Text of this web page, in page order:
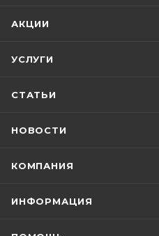
АКЦИИ
УСЛУГИ
СТАТЬИ
НОВОСТИ
КОМПАНИЯ
ИНФОРМАЦИЯ